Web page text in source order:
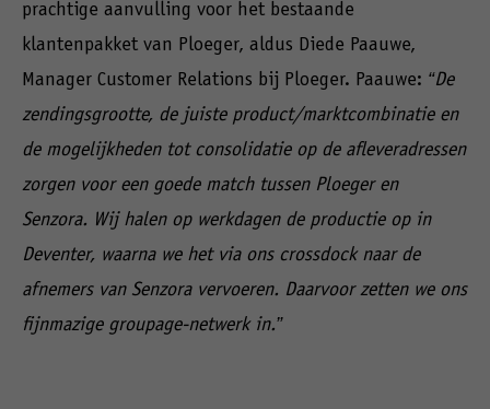
prachtige aanvulling voor het bestaande
klantenpakket van Ploeger, aldus Diede Paauwe,
Manager Customer Relations bij Ploeger. Paauwe: “De
zendingsgrootte, de juiste product/marktcombinatie en
de mogelijkheden tot consolidatie op de afleveradressen
zorgen voor een goede match tussen Ploeger en
Senzora. Wij halen op werkdagen de productie op in
Deventer, waarna we het via ons crossdock naar de
afnemers van Senzora vervoeren. Daarvoor zetten we ons
fijnmazige groupage-netwerk in.”